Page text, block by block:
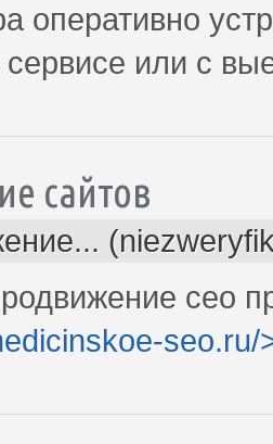
оперативно
сервисе или с
сайтов
сео
seo.ru/